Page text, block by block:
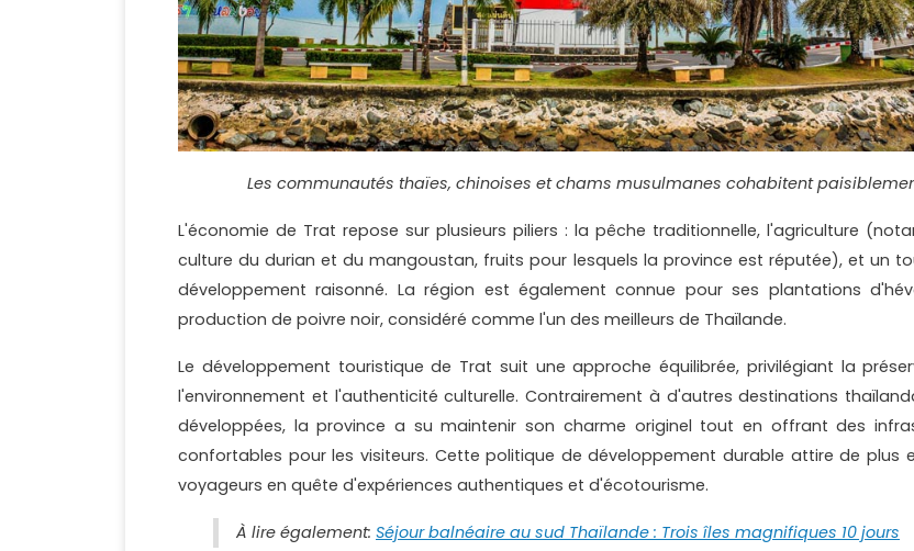
Les communautés thaïes, chinoises et chams musulmanes cohabitent
L'économie de Trat repose sur plusieurs piliers : la pêche traditionnelle, l'agriculture
culture du durian et du mangoustan, fruits pour lesquels la province est réputée), et un
développement raisonné. La région est également connue pour ses plantations
production de poivre noir, considéré comme l'un des meilleurs de Thaïlande.
Le développement touristique de Trat suit une approche équilibrée, privilégiant la
l'environnement et l'authenticité culturelle. Contrairement à d'autres destinations
développées, la province a su maintenir son charme originel tout en offrant des
confortables pour les visiteurs. Cette politique de développement durable attire de plus
voyageurs en quête d'expériences authentiques et d'écotourisme.
À lire également: Séjour balnéaire au sud Thaïlande : Trois îles magnifiques 10 jours